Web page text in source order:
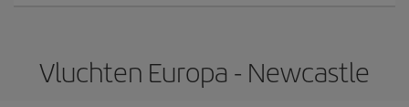
Vluchten Europa - Newcastle